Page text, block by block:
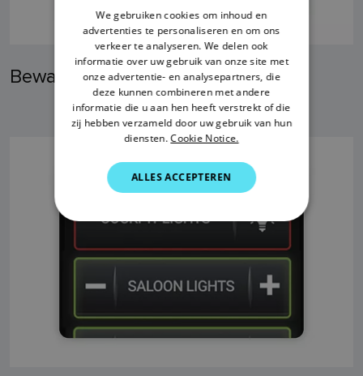
Bewaking op afstand
DANISH
ITALIAN
SWEDISH
GERMAN
DUTCH
SPANISH
NORWEGIAN
FINNISH
We gebruiken cookies om inhoud en
advertenties te personaliseren en om ons
verkeer te analyseren. We delen ook
informatie over uw gebruik van onze site met
onze advertentie- en analysepartners, die
deze kunnen combineren met andere
informatie die u aan hen heeft verstrekt of die
zij hebben verzameld door uw gebruik van hun
diensten. Cookie Notice.
ALLES ACCEPTEREN